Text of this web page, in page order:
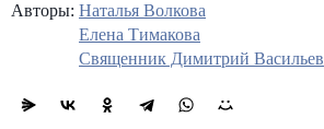
Авторы: Наталья Волкова
Елена Тимакова
Священник Димитрий Васильев